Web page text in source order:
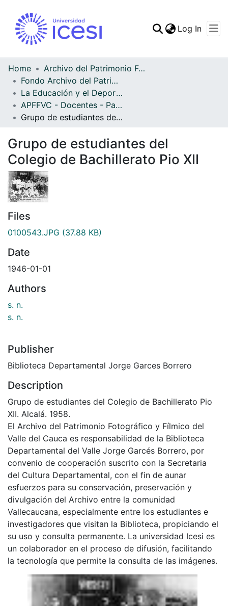
Log In
Home
Archivo del Patrimonio Fotográfico y Fílmico del Valle del Cauca
Fondo Archivo del Patrimonio Fotográfico y Fílmico del Valle del Cauca
La Educación y el Deporte
APFFVC - Docentes - Patrimonial
Grupo de estudiantes del Colegio de Bachillerato Pio XII
Grupo de estudiantes del
Colegio de Bachillerato Pio XII
Files
0100543.JPG (37.88 KB)
Date
1946-01-01
Authors
s. n.
s. n.
Publisher
Biblioteca Departamental Jorge Garces Borrero
Description
Grupo de estudiantes del Colegio de Bachillerato Pio
XII. Alcalá. 1958.
El Archivo del Patrimonio Fotográfico y Fílmico del
Valle del Cauca es responsabilidad de la Biblioteca
Departamental del Valle Jorge Garcés Borrero, por
convenio de cooperación suscrito con la Secretaria
del Cultura Departamental, con el fin de aunar
esfuerzos para su conservación, preservación y
divulgación del Archivo entre la comunidad
Vallecaucana, especialmente entre los estudiantes e
investigadores que visitan la Biblioteca, propiciando el
su uso y consulta permanente. La universidad Icesi es
un colaborador en el proceso de difusión, facilitando
la tecnología que permite la consulta de las imágenes.